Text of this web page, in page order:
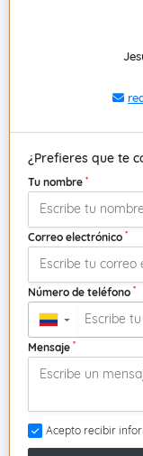
¿Prefieres que te
Tu nombre *
Correo electrónico *
Número de teléfono *
▼
Mensaje *
Acepto recibir